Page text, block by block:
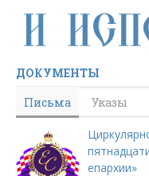
ДОКУМЕНТЫ
Письма
Указы
епархии»